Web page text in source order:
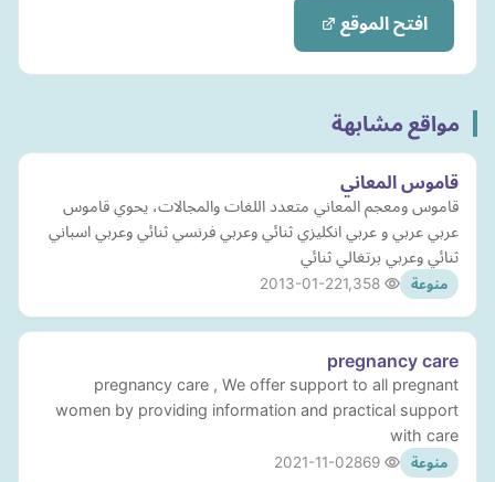
افتح الموقع
مواقع مشابهة
قاموس المعاني
قاموس ومعجم المعاني متعدد اللغات والمجالات، يحوي قاموس
عربي عربي و عربي انكليزي ثنائي وعربي فرنسي ثنائي وعربي اسباني
ثنائي وعربي برتغالي ثنائي
منوعة 2013-01-22
pregnancy care
pregnancy care , We offer support to all pregnant
women by providing information and practical support
with care
منوعة 2021-11-02